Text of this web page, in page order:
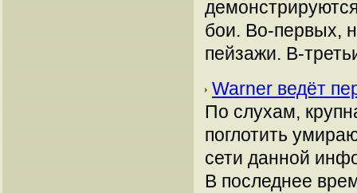
бои. Во-первых,
пейзажи. В-
Warner ведёт
По слухам,
поглотить
сети данной
В последнее